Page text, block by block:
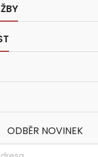
ODBĚR NOVINEK